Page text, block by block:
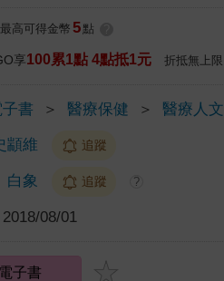
高可得金幣 5 點
享100累1點 4點抵1元 折抵無上限
子書 ＞ 醫療保健 ＞ 醫療人文
顓維 追蹤
白象 追蹤 ?
2018/08/01
電子書